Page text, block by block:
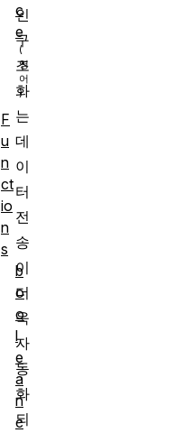
인
구
조
화
는
데
이
터
전
송
이
더
욱
자
동
화
되
c
e
F
u
n
ct
io
n
s
b
o
o
l
e
a
n
c